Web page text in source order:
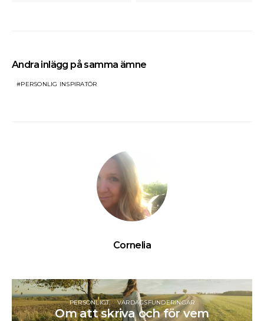
Andra inlägg på samma ämne
PERSONLIG INSPIRATÖR
Cornelia
PERSONLIGT VARDAGSFUNDERINGAR
Om att skriva och för vem